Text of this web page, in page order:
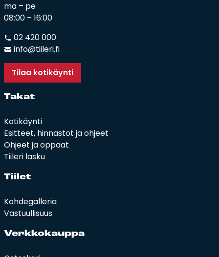
ma – pe
08:00 – 16:00
02 420 000
info@tiileri.fi
Tilaa kotikäynti
Ta­kat
Kotikäynti
Esitteet, hinnastot ja ohjeet
Ohjeet ja oppaat
Tiileri lasku
Tii­let
Kohdegalleria
Vastuullisuus
Verk­ko­kaup­pa